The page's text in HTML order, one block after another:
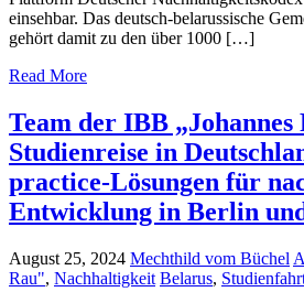
einsehbar. Das deutsch-belarussische
gehört damit zu den über 1000 […]
Read More
Team der IBB
Studienreise in
practice-Lösungen für
Entwicklung in Berlin
August 25, 2024 Mechthild vom Büchel
Rau", Nachhaltigkeit Belarus,